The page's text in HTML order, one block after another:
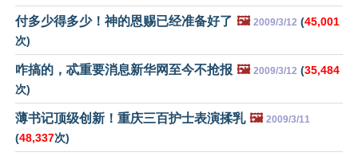
付多少得多少！神的恩赐已经准备好了 🖼️ 2009/3/12 (45,001
次)
咋搞的，忒重要消息新华网至今不抢报 🖼️ 2009/3/12 (35,484
次)
薄书记顶级创新！重庆三百护士表演揉乳 🖼️ 2009/3/11
(48,337次)